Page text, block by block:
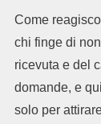
Come
chi finge di
ricevuta e del
domande, e
solo per